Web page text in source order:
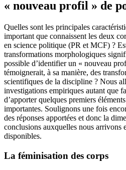
« nouveau profil » de
Quelles sont les principales
important que connaissent les deux
en science politique (PR et MCF) ?
transformations morphologiques
possible d’identifier un « nouveau
témoignerait, à sa manière, des
scientifiques de la discipline ? Nous
investigations empiriques autant que
d’apporter quelques premiers
importantes. Soulignons une fois
des réponses apportées et donc la
conclusions auxquelles nous arrivons
disponibles.
La féminisation des corps